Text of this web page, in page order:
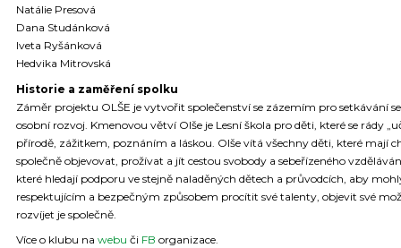
Natálie Presová
Dana Studánková
Iveta Ryšánková
Hedvika Mitrovská
Historie a zaměření spolku
Záměr projektu OLŠE je vytvořit společenství se zázemím pro setkávání
osobní rozvoj. Kmenovou větví Olše je Lesní škola pro děti, které se rády
přírodě, zážitkem, poznáním a láskou. Olše vítá všechny děti, které mají
společně objevovat, prožívat a jít cestou svobody a sebeřízeného
které hledají podporu ve stejně naladěných dětech a průvodcích, aby
respektujícím a bezpečným způsobem procítit své talenty, objevit své
rozvíjet je společně.
Více o klubu na webu či FB organizace.